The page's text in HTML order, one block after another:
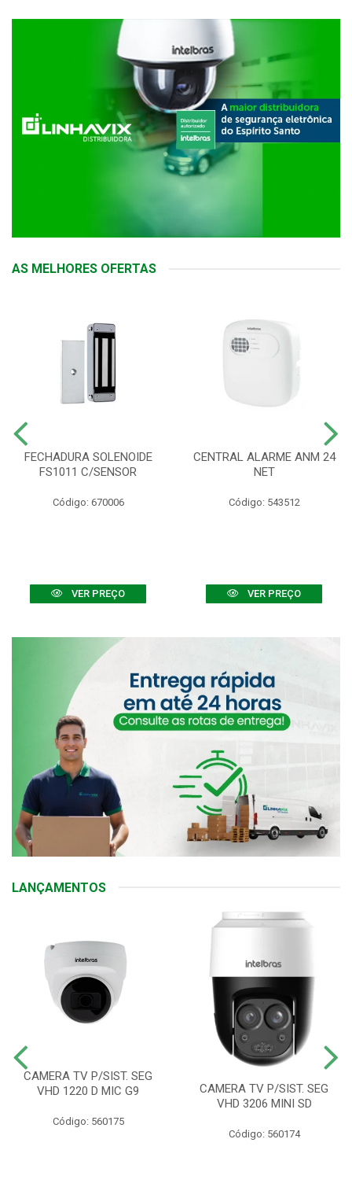
AS MELHORES OFERTAS
FECHADURA SOLENOIDE
FS1011 C/SENSOR
Código: 670006
VER PREÇO
CENTRAL ALARME ANM 24
NET
Código: 543512
VER PREÇO
LANÇAMENTOS
CAMERA TV P/SIST. SEG
VHD 1220 D MIC G9
Código: 560175
CAMERA TV P/SIST. SEG
VHD 3206 MINI SD
Código: 560174